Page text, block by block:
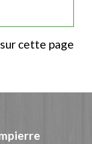
cette page